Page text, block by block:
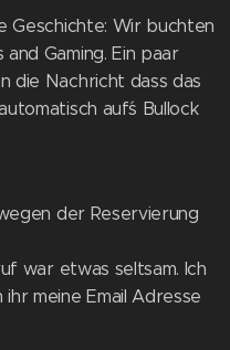
Geschichte: Wir buchten
Gaming. Ein paar
die Nachricht dass das
auf´s Bullock
der Reservierung
war etwas seltsam. Ich
meine Email Adresse